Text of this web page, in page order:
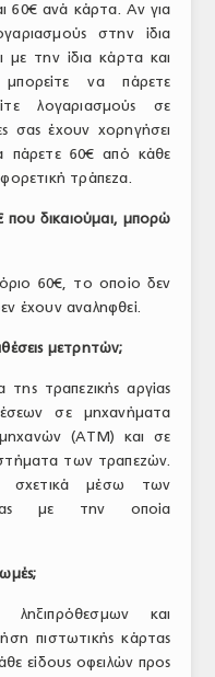
60€ ανά κάρτα. Αν για
στην ίδια
με την ίδια κάρτα και
μπορείτε να πάρετε
λογαριασμούς σε
σας έχουν χορηγήσει
πάρετε 60€ από κάθε
τράπεζα.
δικαιούμαι, μπορώ
60€, το οποίο δεν
έχουν αναληφθεί.
μετρητών;
τραπεζικής αργίας
σε μηχανήματα
μηχανών (ΑΤΜ) και σε
των τραπεζών.
σχετικά μέσω των
με την οποία
ληξιπρόθεσμων και
πιστωτικής κάρτας
είδους οφειλών προς